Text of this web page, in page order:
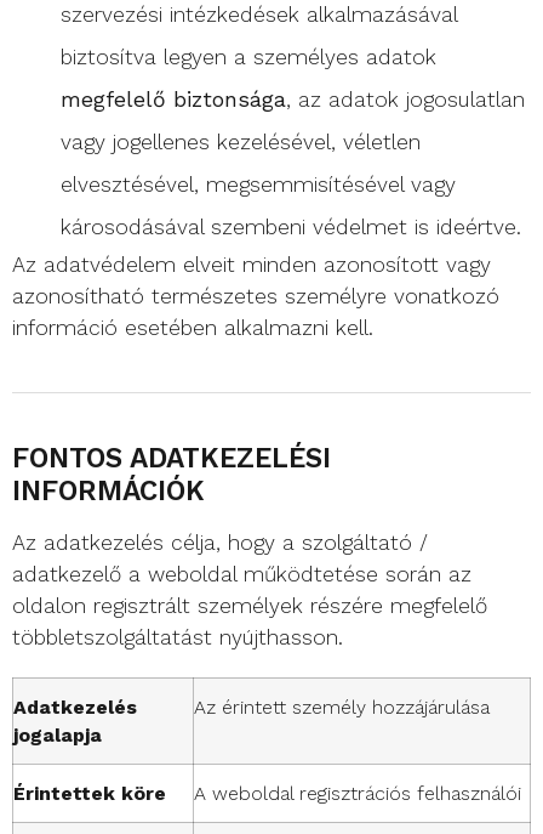
szervezési intézkedések alkalmazásával
biztosítva legyen a személyes adatok
megfelelő biztonsága, az adatok jogosulatlan
vagy jogellenes kezelésével, véletlen
elvesztésével, megsemmisítésével vagy
károsodásával szembeni védelmet is ideértve.
Az adatvédelem elveit minden azonosított vagy
azonosítható természetes személyre vonatkozó
információ esetében alkalmazni kell.
FONTOS ADATKEZELÉSI
INFORMÁCIÓK
Az adatkezelés célja, hogy a szolgáltató /
adatkezelő a weboldal működtetése során az
oldalon regisztrált személyek részére megfelelő
többletszolgáltatást nyújthasson.
Adatkezelés
jogalapja
Az érintett személy hozzájárulása
Érintettek köre A weboldal regisztrációs felhasználói